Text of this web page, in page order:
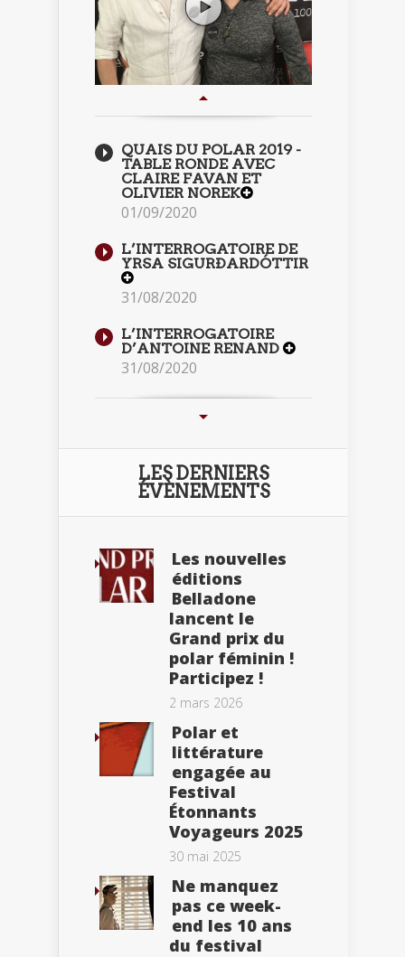
QUAIS DU POLAR 2019 -
TABLE RONDE AVEC
CLAIRE FAVAN ET
OLIVIER NOREK
01/09/2020
L’INTERROGATOIRE DE
YRSA SIGURÐARDÓTTIR
31/08/2020
L’INTERROGATOIRE
D’ANTOINE RENAND
31/08/2020
LES DERNIERS
ÉVÈNEMENTS
Les nouvelles
éditions
Belladone
lancent le
Grand prix du
polar féminin !
Participez !
2 mars 2026
Polar et
littérature
engagée au
Festival
Étonnants
Voyageurs 2025
30 mai 2025
Ne manquez
pas ce week-
end les 10 ans
du festival